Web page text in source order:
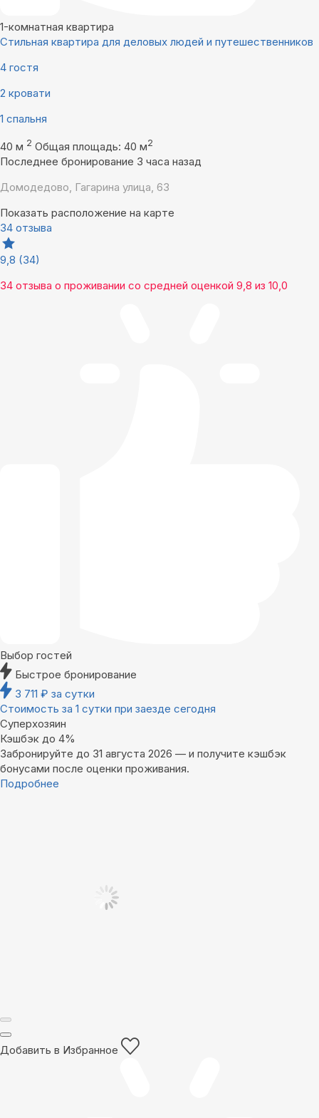
1-комнатная квартира
Стильная квартира для деловых людей и путешественников
4 гостя
2 кровати
1 спальня
40 м 2 Общая площадь: 40 м2
Последнее бронирование 3 часа назад
Домодедово, Гагарина улица, 63
Показать расположение на карте
34 отзыва
9,8 (34)
34 отзыва о проживании со средней оценкой 9,8 из 10,0
Выбор гостей
Быстрое бронирование
3 711 ₽ за сутки
Стоимость за 1 сутки при заезде сегодня
Суперхозяин
Кэшбэк до 4%
Забронируйте до 31 августа 2026 — и получите кэшбэк
бонусами после оценки проживания.
Подробнее
Добавить в Избранное